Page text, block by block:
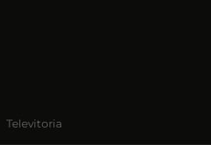
Televitoria